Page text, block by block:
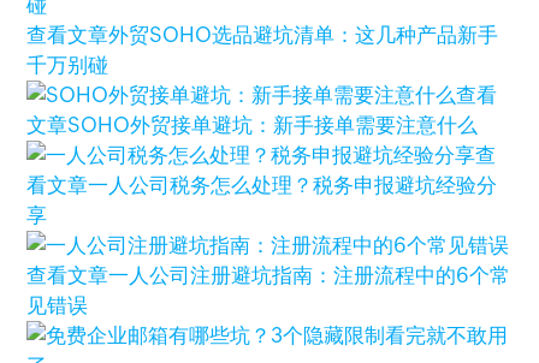
查看文章外贸SOHO选品避坑清单：这几种产品新手
千万别碰
查看
文章SOHO外贸接单避坑：新手接单需要注意什么
查
看文章一人公司税务怎么处理？税务申报避坑经验分
享
查看文章一人公司注册避坑指南：注册流程中的6个常
见错误